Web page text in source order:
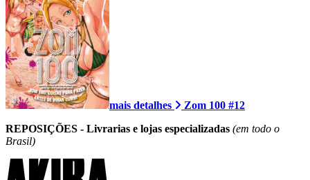
mais detalhes
Zom 100 #12
REPOSIÇÕES - Livrarias e lojas especializadas (em todo o
Brasil)